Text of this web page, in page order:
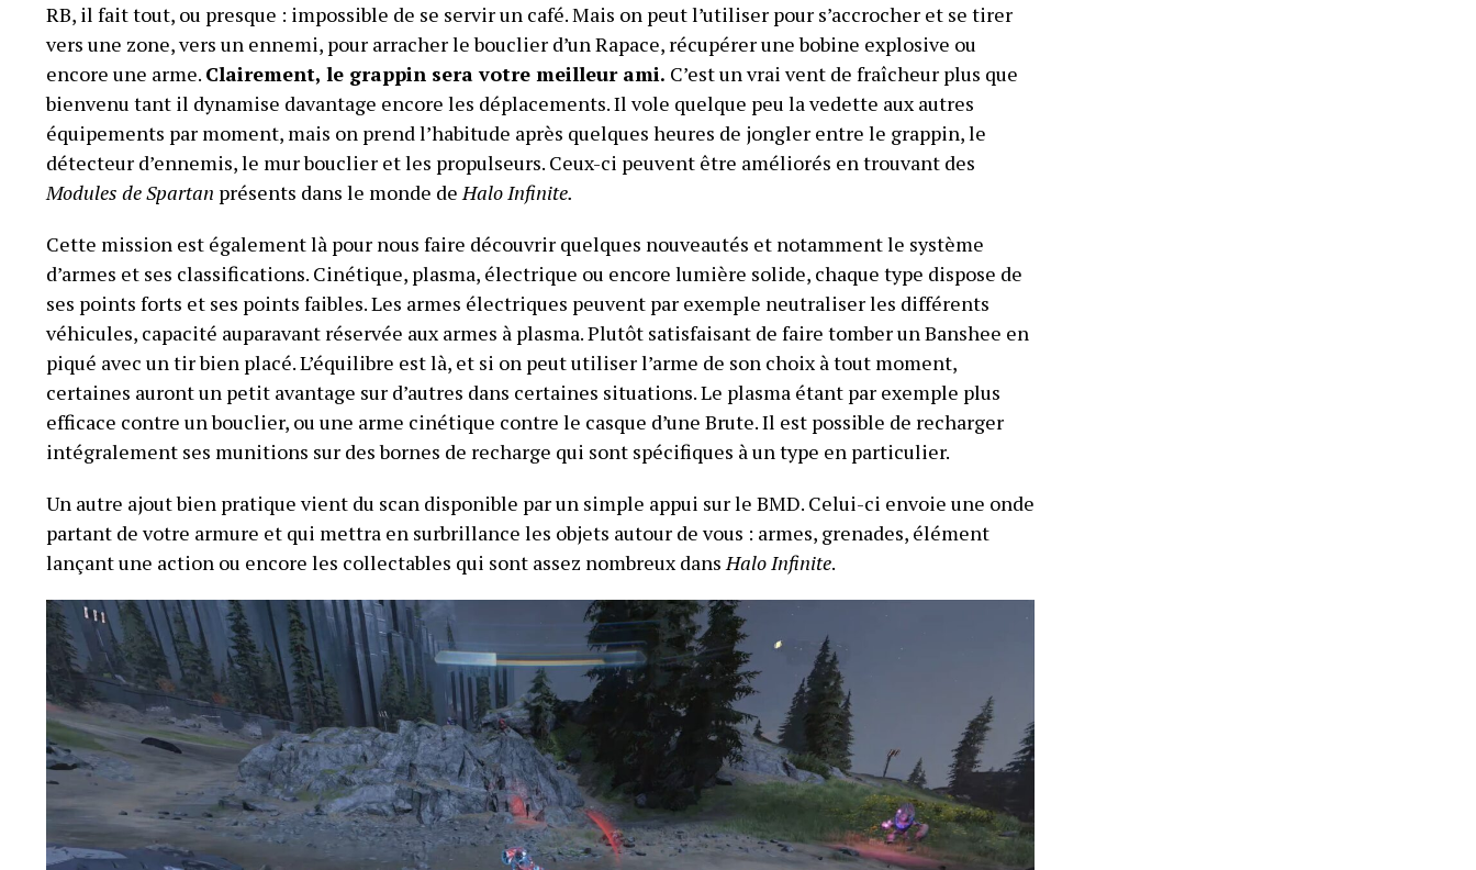
RB, il fait tout, ou presque : impossible de se servir un café. Mais on peut l’utiliser pour s’accrocher et se tirer
vers une zone, vers un ennemi, pour arracher le bouclier d’un Rapace, récupérer une bobine explosive ou
encore une arme. Clairement, le grappin sera votre meilleur ami. C’est un vrai vent de fraîcheur plus que
bienvenu tant il dynamise davantage encore les déplacements. Il vole quelque peu la vedette aux autres
équipements par moment, mais on prend l’habitude après quelques heures de jongler entre le grappin, le
détecteur d’ennemis, le mur bouclier et les propulseurs. Ceux-ci peuvent être améliorés en trouvant des
Modules de Spartan présents dans le monde deHalo Infinite.
Cette mission est également là pour nous faire découvrir quelques nouveautés et notamment le système
d’armes et ses classifications. Cinétique, plasma, électrique ou encore lumière solide, chaque type dispose de
ses points forts et ses points faibles. Les armes électriques peuvent par exemple neutraliser les différents
véhicules, capacité auparavant réservée aux armes à plasma. Plutôt satisfaisant de faire tomber un Banshee en
piqué avec un tir bien placé. L’équilibre est là, et si on peut utiliser l’arme de son choix à tout moment,
certaines auront un petit avantage sur d’autres dans certaines situations. Le plasma étant par exemple plus
efficace contre un bouclier, ou une arme cinétique contre le casque d’une Brute. Il est possible de recharger
intégralement ses munitions sur des bornes de recharge qui sont spécifiques à un type en particulier.
Un autre ajout bien pratique vient du scan disponible par un simple appui sur le BMD. Celui-ci envoie une onde
partant de votre armure et qui mettra en surbrillance les objets autour de vous : armes, grenades, élément
lançant une action ou encore les collectables qui sont assez nombreux dansHalo Infinite.